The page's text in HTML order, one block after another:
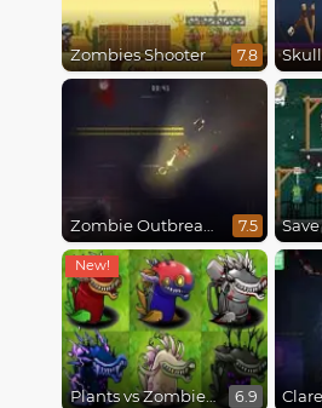
Zombies Shooter 7.8
Zombie Outbreak Arena 7.5
Plants vs Zombies Fusion Mode 6.9